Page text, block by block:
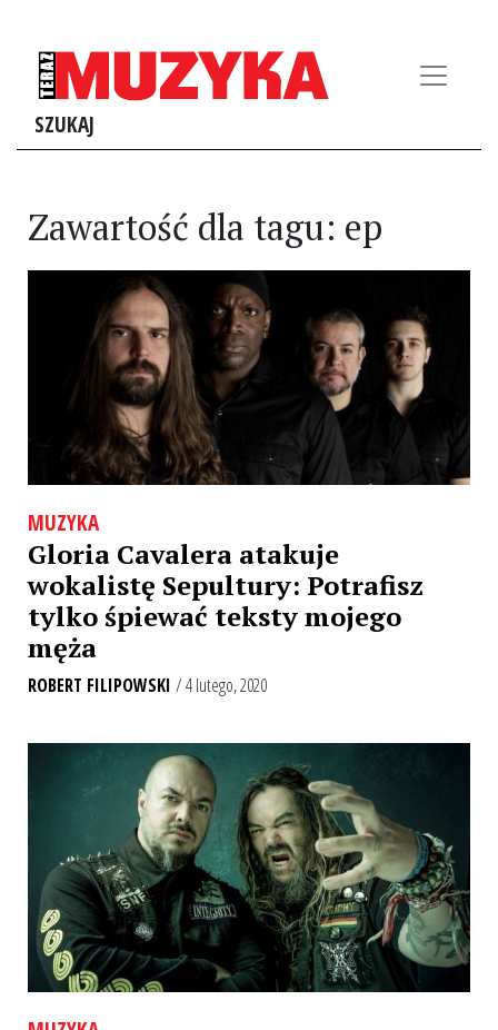
SZUKAJ
Zawartość dla tagu: ep
MUZYKA
Gloria Cavalera atakuje
wokalistę Sepultury: Potrafisz
tylko śpiewać teksty mojego
męża
ROBERT FILIPOWSKI / 4 lutego, 2020